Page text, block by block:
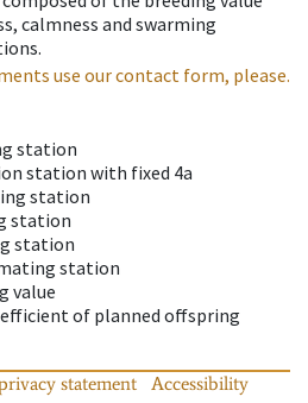
calmness and swarming
use our contact form, please.
station
station with fixed 4a
station
station
station
station
value
of planned offspring
statement
Accessibility